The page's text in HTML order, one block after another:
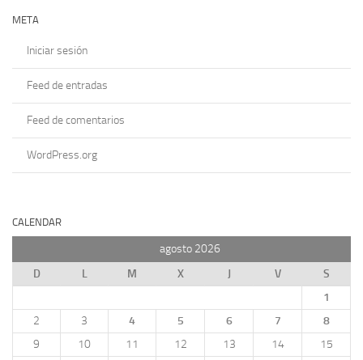
META
Iniciar sesión
Feed de entradas
Feed de comentarios
WordPress.org
CALENDAR
agosto 2026
D
L M X J V
S
1
2
3 4 5 6 7
8
9
10 11 12 13 14
15